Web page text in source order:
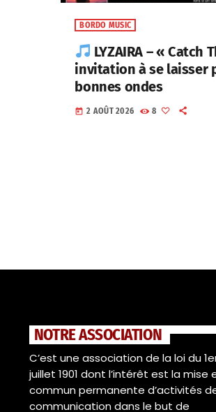
BORDO MUSIC
LYZAIRA – « Catch
invitation à se laisser
bonnes ondes
today 2 AOÛT 2026 8
NOTRE ASSOCIATION
C’est une association de la loi du
juillet 1901 dont l’intérêt est la mise
commun permanente d’activités
communication dans le but de